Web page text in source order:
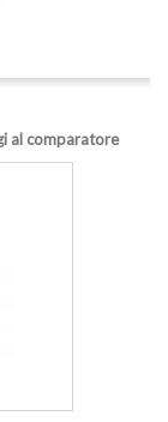
al comparatore